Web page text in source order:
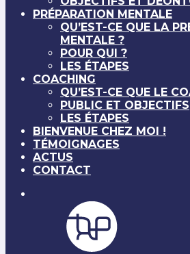
PRÉPARATION MENTALE
QU’EST-CE QUE LA
MENTALE ?
POUR QUI ?
LES ÉTAPES
COACHING
QU’EST-CE QUE LE
PUBLIC ET OBJECTIFS
LES ÉTAPES
BIENVENUE CHEZ MOI !
TÉMOIGNAGES
ACTUS
CONTACT